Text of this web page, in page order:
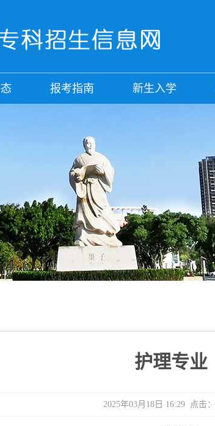
报考指南 新生入学
护理专业
2025年03月18日 16:29 点击